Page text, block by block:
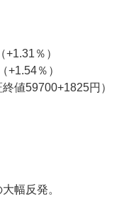
％）
％）
値59700+1825円）
幅反発。